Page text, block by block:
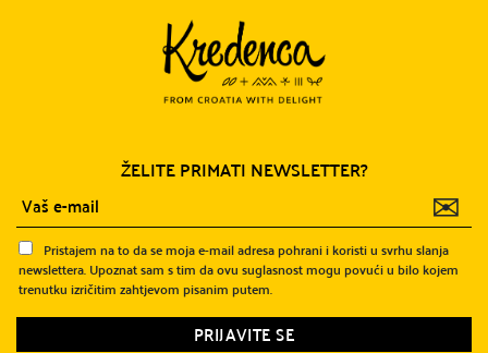
ŽELITE PRIMATI NEWSLETTER?
✉
Pristajem na to da se moja e-mail adresa pohrani i koristi u svrhu slanja
newslettera. Upoznat sam s tim da ovu suglasnost mogu povući u bilo kojem
trenutku izričitim zahtjevom pisanim putem.